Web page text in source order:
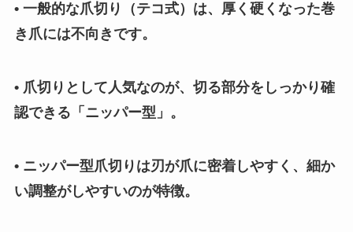
• 一般的な爪切り（テコ式）は、厚く硬くなった巻
き爪には不向きです。
• 爪切りとして人気なのが、切る部分をしっかり確
認できる「ニッパー型」。
• ニッパー型爪切りは刃が爪に密着しやすく、細か
い調整がしやすいのが特徴。